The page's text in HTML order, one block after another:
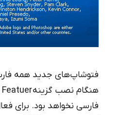
فتوشاپ‌های جدید همه
فارسی نخواهد بود. برای فعال کردن این